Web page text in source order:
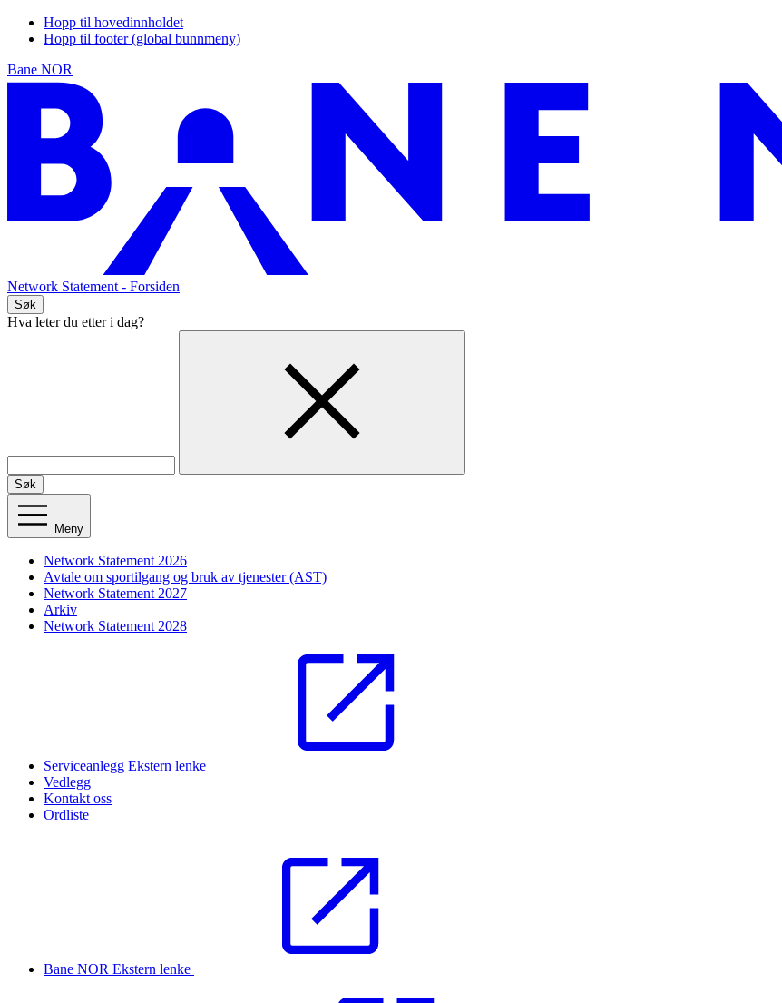
Hopp til hovedinnholdet
Hopp til footer (global bunnmeny)
Bane NOR
Network Statement - Forsiden
Søk
Hva leter du etter i dag?
Søk
Meny
Network Statement 2026
Avtale om sportilgang og bruk av tjenester (AST)
Network Statement 2027
Arkiv
Network Statement 2028
Serviceanlegg Ekstern lenke
Vedlegg
Kontakt oss
Ordliste
Bane NOR Ekstern lenke